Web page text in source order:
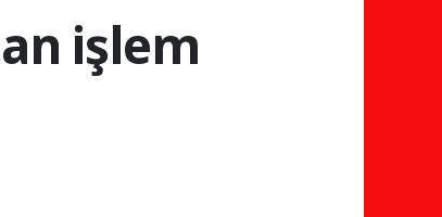
işlem